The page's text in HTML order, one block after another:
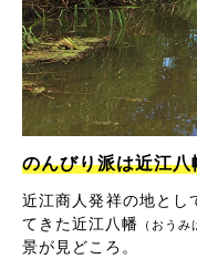
のんびり派は近江
近江商人発祥の地とし
てきた近江八幡 （おうみ
景が見どころ。